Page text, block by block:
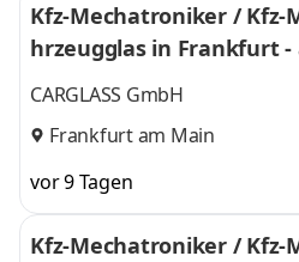
Kfz-Mechatroniker / Kfz-
hrzeugglas in Frankfurt
eg - 643
CARGLASS GmbH
Frankfurt am Main
vor 9 Tagen
Kfz-Mechatroniker / Kfz-